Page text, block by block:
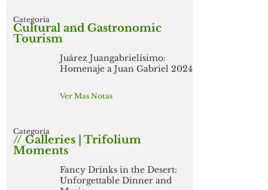
Categoria
Cultural and Gastronomic
Tourism
Juárez Juangabrielísimo:
Homenaje a Juan Gabriel 2024
Ver Mas Notas
Categoria
// Galleries | Trifolium
Moments
Fancy Drinks in the Desert:
Unforgettable Dinner and